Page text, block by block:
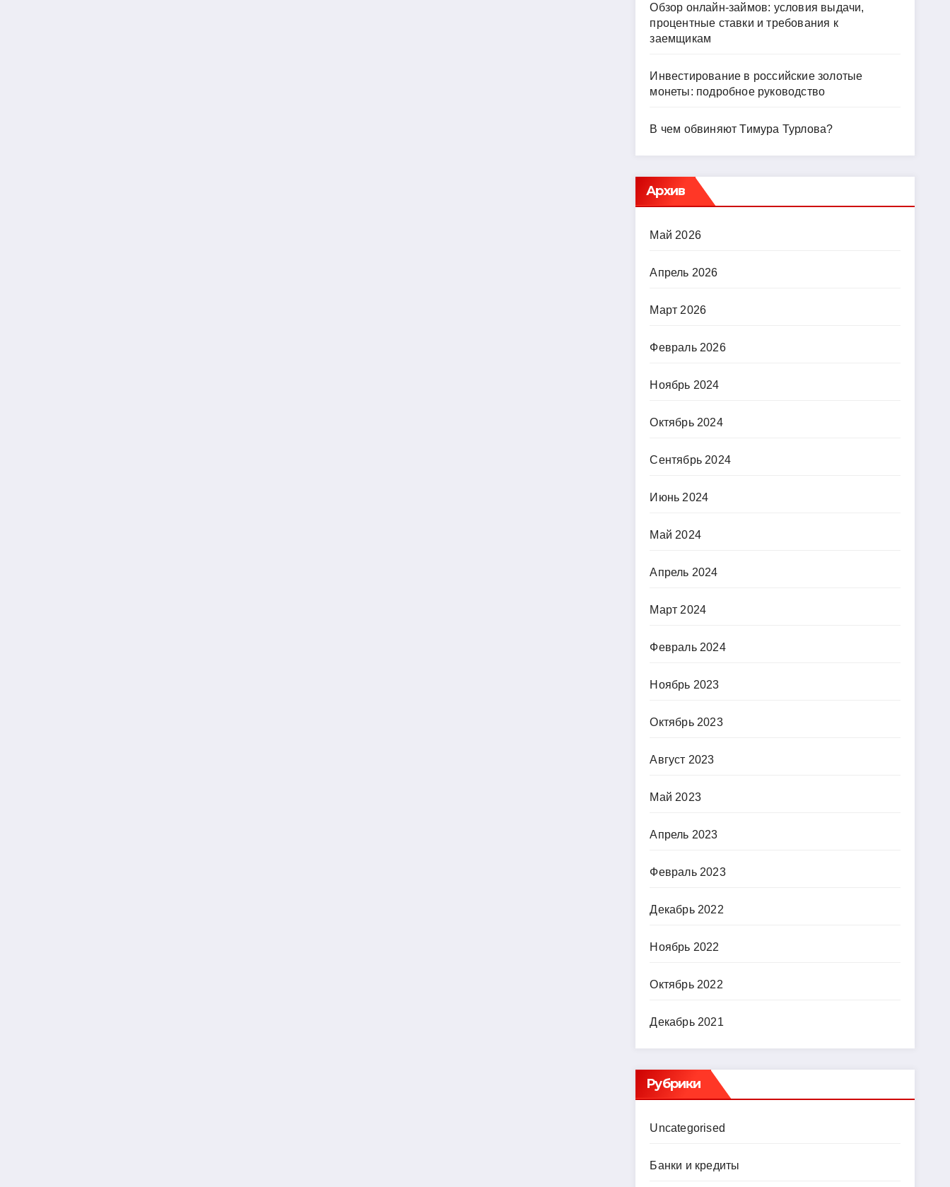
Обзор онлайн-займов: условия выдачи,
процентные ставки и требования к
заемщикам
Инвестирование в российские золотые
монеты: подробное руководство
В чем обвиняют Тимура Турлова?
Архив
Май 2026
Апрель 2026
Март 2026
Февраль 2026
Ноябрь 2024
Октябрь 2024
Сентябрь 2024
Июнь 2024
Май 2024
Апрель 2024
Март 2024
Февраль 2024
Ноябрь 2023
Октябрь 2023
Август 2023
Май 2023
Апрель 2023
Февраль 2023
Декабрь 2022
Ноябрь 2022
Октябрь 2022
Декабрь 2021
Рубрики
Uncategorised
Банки и кредиты